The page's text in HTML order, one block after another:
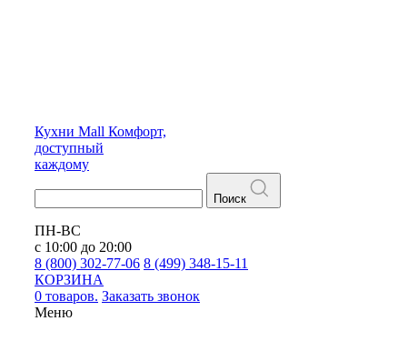
Кухни Mall Комфорт,
доступный
каждому
Поиск
ПН-ВС
с 10:00 до 20:00
8 (800) 302-77-06 8 (499) 348-15-11
КОРЗИНА
0 товаров. Заказать звонок
Меню